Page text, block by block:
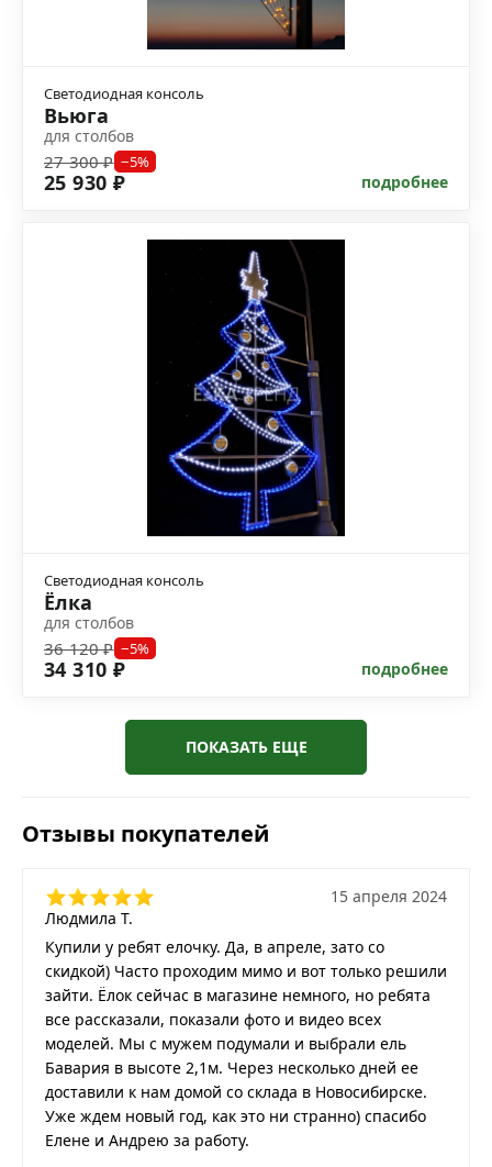
Светодиодная консоль
Вьюга
для столбов
27 300 ₽ −5%
25 930 ₽ подробнее
Светодиодная консоль
Ёлка
для столбов
36 120 ₽ −5%
34 310 ₽ подробнее
ПОКАЗАТЬ ЕЩЕ
Отзывы покупателей
Людмила Т.
15 апреля 2024
Купили у ребят елочку. Да, в апреле, зато со
скидкой) Часто проходим мимо и вот только решили
зайти. Ёлок сейчас в магазине немного, но ребята
все рассказали, показали фото и видео всех
моделей. Мы с мужем подумали и выбрали ель
Бавария в высоте 2,1м. Через несколько дней ее
доставили к нам домой со склада в Новосибирске.
Уже ждем новый год, как это ни странно) спасибо
Елене и Андрею за работу.